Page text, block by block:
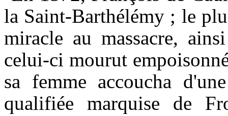
la Saint-Barthélémy ; le
miracle au massacre,
celui-ci mourut
sa femme accoucha
qualifiée marquise de